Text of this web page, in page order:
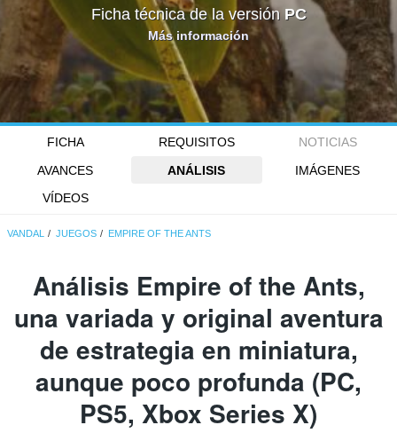
Ficha técnica de la versión PC
Más información
FICHA REQUISITOS
NOTICIAS
AVANCES
ANÁLISIS
IMÁGENES
VÍDEOS
VANDAL JUEGOS EMPIRE OF THE ANTS
Análisis Empire of the Ants,
una variada y original aventura
de estrategia en miniatura,
aunque poco profunda (PC,
PS5, Xbox Series X)